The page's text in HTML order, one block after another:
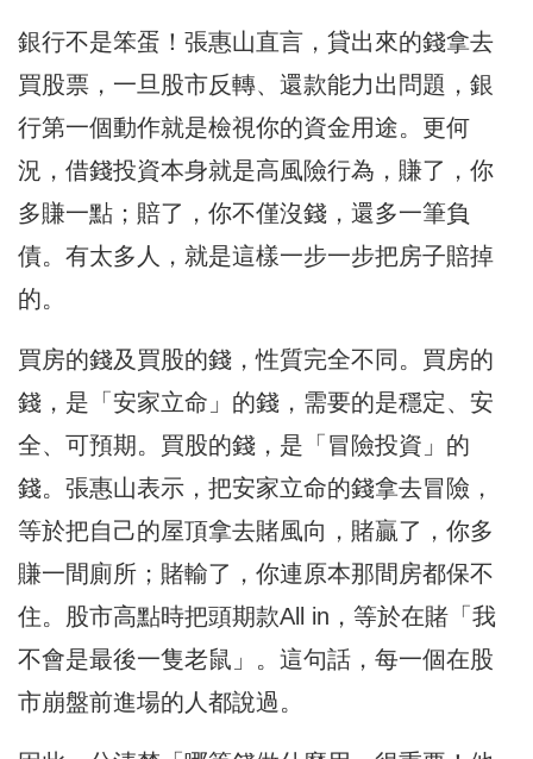
銀行不是笨蛋！張惠山直言，貸出來的錢拿去
買股票，一旦股市反轉、還款能力出問題，銀
行第一個動作就是檢視你的資金用途。更何
況，借錢投資本身就是高風險行為，賺了，你
多賺一點；賠了，你不僅沒錢，還多一筆負
債。有太多人，就是這樣一步一步把房子賠掉
的。
買房的錢及買股的錢，性質完全不同。買房的
錢，是「安家立命」的錢，需要的是穩定、安
全、可預期。買股的錢，是「冒險投資」的
錢。張惠山表示，把安家立命的錢拿去冒險，
等於把自己的屋頂拿去賭風向，賭贏了，你多
賺一間廁所；賭輸了，你連原本那間房都保不
住。股市高點時把頭期款All in，等於在賭「我
不會是最後一隻老鼠」。這句話，每一個在股
市崩盤前進場的人都說過。